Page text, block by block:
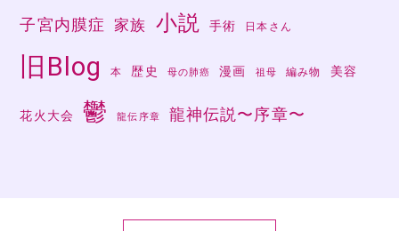
子宮内膜症 家族 小説 手術 日本さん
旧Blog 本 歴史 母の肺癌 漫画 祖母 編み物 美容
花火大会 鬱 龍伝序章 龍神伝説〜序章〜